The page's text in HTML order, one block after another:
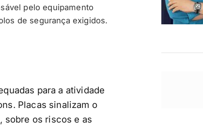
pelo equipamento
de segurança exigidos.
para a atividade
Placas sinalizam o
sobre os riscos e as